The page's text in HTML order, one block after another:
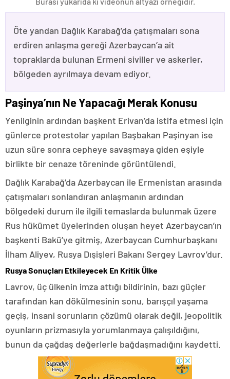
Öte yandan Dağlık Karabağ’da çatışmaları sona
erdiren anlaşma gereği Azerbaycan’a ait
topraklarda bulunan Ermeni siviller ve askerler,
bölgeden ayrılmaya devam ediyor.
Paşinya’nın Ne Yapacağı Merak Konusu
Yenilginin ardından başkent Erivan’da istifa etmesi için
günlerce protestolar yapılan Başbakan Paşinyan ise
uzun süre sonra cepheye savaşmaya giden eşiyle
birlikte bir cenaze töreninde görüntülendi.
Dağlık Karabağ’da Azerbaycan ile Ermenistan arasında
çatışmaları sonlandıran anlaşmanın ardından
bölgedeki durum ile ilgili temaslarda bulunmak üzere
Rus hükümet üyelerinden oluşan heyet Azerbaycan’ın
başkenti Bakü’ye gitmiş, Azerbaycan Cumhurbaşkanı
İlham Aliyev, Rusya Dışişleri Bakanı Sergey Lavrov’dur.
Rusya Sonuçları Etkileyecek En Kritik Ülke
Lavrov, üç ülkenin imza attığı bildirinin, bazı güçler
tarafından kan dökülmesinin sonu, barışçıl yaşama
geçiş, insani sorunların çözümü olarak değil, jeopolitik
oyunların prizmasıyla yorumlanmaya çalışıldığını,
bunun da çağdaş değerlerle bağdaşmadığını kaydetti.